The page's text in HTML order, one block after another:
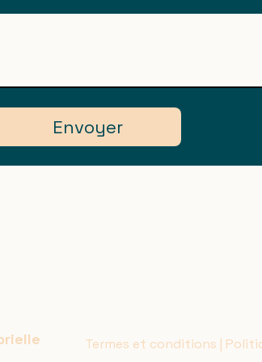
Envoyer
Termes et conditions |